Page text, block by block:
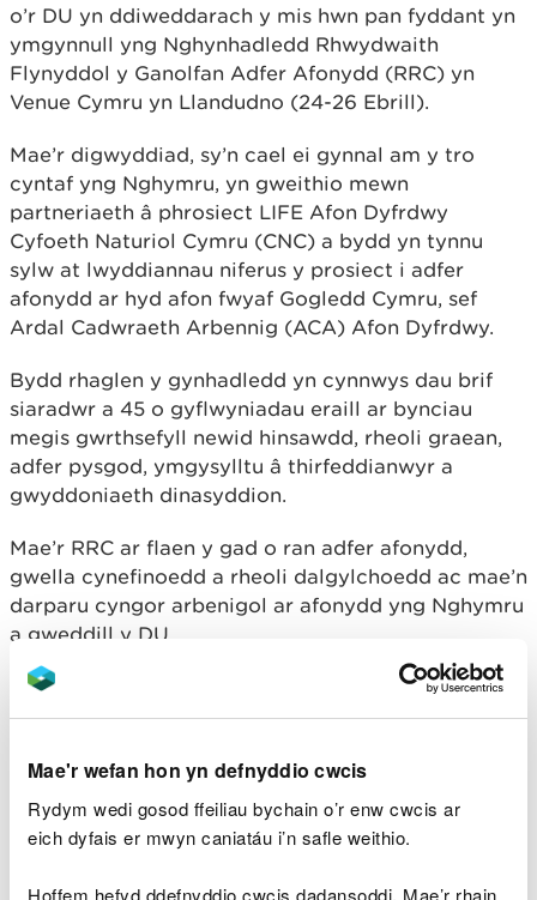
Mae'r wefan hon yn defnyddio cwcis
Rydym wedi gosod ffeiliau bychain o’r enw cwcis ar
eich dyfais er mwyn caniatáu i’n safle weithio.
Hoffem hefyd ddefnyddio cwcis dadansoddi. Mae’r rhain
o’r DU yn ddiweddarach y mis hwn pan fyddant yn
ymgynnull yng Nghynhadledd Rhwydwaith
Flynyddol y Ganolfan Adfer Afonydd (RRC) yn
Venue Cymru yn Llandudno (24-26 Ebrill).
Mae’r digwyddiad, sy’n cael ei gynnal am y tro
cyntaf yng Nghymru, yn gweithio mewn
partneriaeth â phrosiect LIFE Afon Dyfrdwy
Cyfoeth Naturiol Cymru (CNC) a bydd yn tynnu
sylw at lwyddiannau niferus y prosiect i adfer
afonydd ar hyd afon fwyaf Gogledd Cymru, sef
Ardal Cadwraeth Arbennig (ACA) Afon Dyfrdwy.
Bydd rhaglen y gynhadledd yn cynnwys dau brif
siaradwr a 45 o gyflwyniadau eraill ar bynciau
megis gwrthsefyll newid hinsawdd, rheoli graean,
adfer pysgod, ymgysylltu â thirfeddianwyr a
gwyddoniaeth dinasyddion.
Mae’r RRC ar flaen y gad o ran adfer afonydd,
gwella cynefinoedd a rheoli dalgylchoedd ac mae’n
darparu cyngor arbenigol ar afonydd yng Nghymru
a gweddill y DU.
Mae naw afon ACA yng Nghymru wedi’u dynodi o
dan Reoliadau Cynefinoedd 2017 sef: Afonydd
Dyfrdwy, Wysg a Gwy.
Mae'r afonydd hyn yn cynnal rhywfaint o fywyd
gwyllt mwyaf arbennig a phrin Cymru fel yr eog, y